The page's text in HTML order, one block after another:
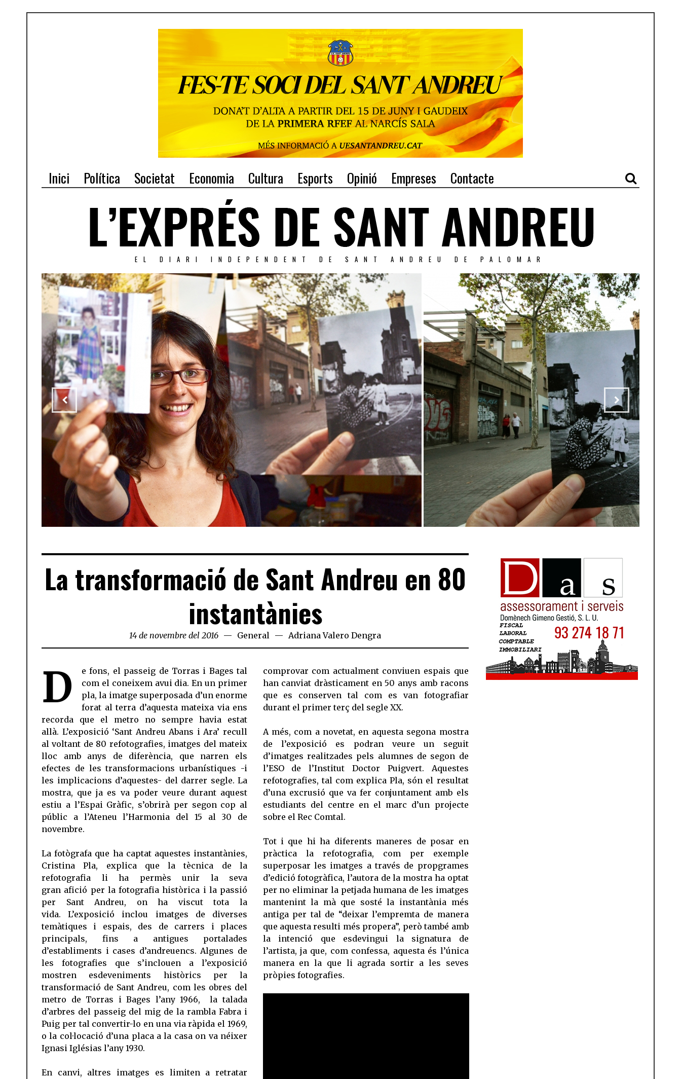
Inici Política Societat Economia Cultura Esports Opinió Empreses Contacte
EL DIARI INDEPENDENT DE SANT ANDREU DE PALOMAR
La transformació de Sant Andreu en 80
instantànies
14 de novembre del 2016 General Adriana Valero Dengra
D
e fons, el passeig de Torras i Bages tal
com el coneixem avui dia. En un primer
pla, la imatge superposada d’un enorme
forat al terra d’aquesta mateixa via ens
recorda que el metro no sempre havia estat
allà. L’exposició ‘Sant Andreu Abans i Ara’ recull
al voltant de 80 refotografies, imatges del mateix
lloc amb anys de diferència, que narren els
efectes de les transformacions urbanístiques -i
les implicacions d’aquestes- del darrer segle. La
mostra, que ja es va poder veure durant aquest
estiu a l’Espai Gràfic, s’obrirà per segon cop al
públic a l’Ateneu l’Harmonia del 15 al 30 de
novembre.
La fotògrafa que ha captat aquestes instantànies,
Cristina Pla, explica que la tècnica de la
refotografia li ha permès unir la seva
gran afició per la fotografia històrica i la passió
per Sant Andreu, on ha viscut tota la
vida. L’exposició inclou imatges de diverses
temàtiques i espais, des de carrers i places
principals, fins a antigues portalades
d’establiments i cases d’andreuencs. Algunes de
les fotografies que s’inclouen a l’exposició
mostren esdeveniments històrics per la
transformació de Sant Andreu, com les obres del
metro de Torras i Bages l’any 1966, la talada
d’arbres del passeig del mig de la rambla Fabra i
Puig per tal convertir-lo en una via ràpida el 1969,
o la col·locació d’una placa a la casa on va néixer
Ignasi Iglésias l’any 1930.
En canvi, altres imatges es limiten a retratar
comprovar com actualment conviuen espais que
han canviat dràsticament en 50 anys amb racons
que es conserven tal com es van fotografiar
durant el primer terç del segle XX.
A més, com a novetat, en aquesta segona mostra
de l’exposició es podran veure un seguit
d’imatges realitzades pels alumnes de segon de
l’ESO de l’Institut Doctor Puigvert. Aquestes
refotografies, tal com explica Pla, són el resultat
d’una excrusió que va fer conjuntament amb els
estudiants del centre en el marc d’un projecte
sobre el Rec Comtal.
Tot i que hi ha diferents maneres de posar en
pràctica la refotografia, com per exemple
superposar les imatges a través de propgrames
d’edició fotogràfica, l’autora de la mostra ha optat
per no eliminar la petjada humana de les imatges
mantenint la mà que sosté la instantània més
antiga per tal de “deixar l’empremta de manera
que aquesta resulti més propera”, però també amb
la intenció que esdevingui la signatura de
l’artista, ja que, com confessa, aquesta és l’única
manera en la que li agrada sortir a les seves
pròpies fotografies.